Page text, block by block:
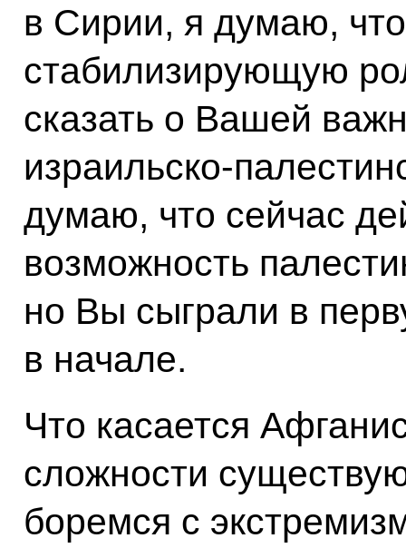
в Сирии, я думаю,
стабилизирующую
сказать о Вашей
израильско-
думаю, что сейчас
возможность
но Вы сыграли в
в начале.
Что касается
сложности
боремся с